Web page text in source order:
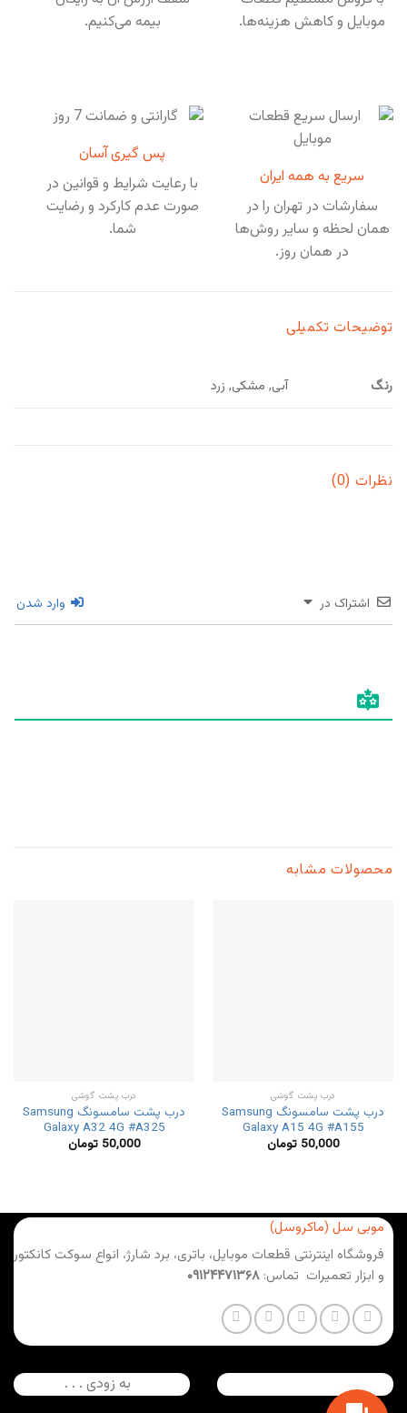
موبایل و کاهش هزینه‌ها.
بیمه می‌کنیم.
سریع به همه ایران
سفارشات در تهران را در
همان لحظه و سایر روش‌ها
در همان روز.
پس گیری آسان
با رعایت شرایط و قوانین در
صورت عدم کارکرد و رضایت
شما.
توضیحات تکمیلی
رنگ آبی, مشکی, زرد
نظرات (0)
اشتراک در وارد شدن
محصولات مشابه
درب پشت گوشی
درب پشت سامسونگ Samsung
Galaxy A15 4G #A155
50,000 تومان
درب پشت گوشی
درب پشت سامسونگ Samsung
Galaxy A32 4G #A325
50,000 تومان
موبی سل (ماکروسل)
فروشگاه اینترنتی قطعات موبایل، باتری، برد شارژ، انواع سوکت کانکتور
و ابزار تعمیرات تماس: ۰۹۱۲۴۴۷۱۳۶۸
به زودی . . .